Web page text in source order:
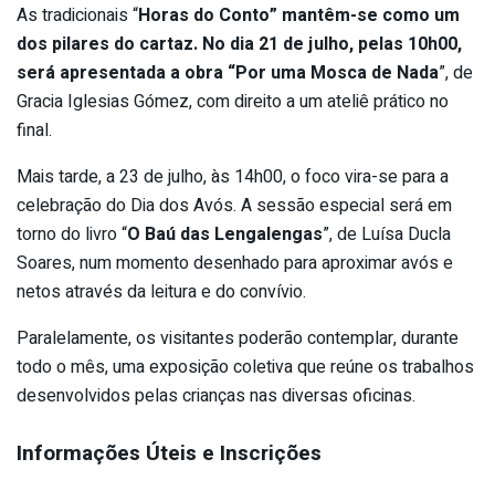
As tradicionais “Horas do Conto” mantêm-se como um
dos pilares do cartaz. No dia 21 de julho, pelas 10h00,
será apresentada a obra “Por uma Mosca de Nada”, de
Gracia Iglesias Gómez, com direito a um ateliê prático no
final.
Mais tarde, a 23 de julho, às 14h00, o foco vira-se para a
celebração do Dia dos Avós. A sessão especial será em
torno do livro “O Baú das Lengalengas”, de Luísa Ducla
Soares, num momento desenhado para aproximar avós e
netos através da leitura e do convívio.
Paralelamente, os visitantes poderão contemplar, durante
todo o mês, uma exposição coletiva que reúne os trabalhos
desenvolvidos pelas crianças nas diversas oficinas.
Informações Úteis e Inscrições